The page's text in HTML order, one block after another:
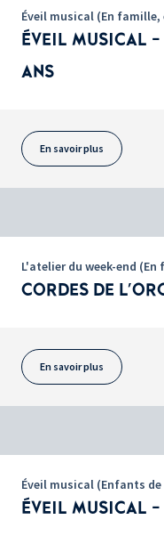
Éveil musical (En
ÉVEIL MUSICAL
ANS
En savoir plus
L'atelier du week-end
CORDES DE
En savoir plus
Éveil musical (Enfants de
ÉVEIL MUSICAL -